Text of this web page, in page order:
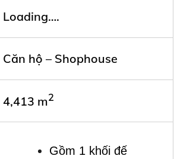
Loading….
Căn hộ – Shophouse
4,413 m2
Gồm 1 khối đế